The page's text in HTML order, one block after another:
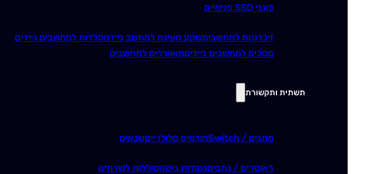
כונני SSD פנימיים
זיכרונות למחשביםשקע טעינה למחשב ניידמקלדות למחשבים ניידים
מסכים למחשבים ניידיםמאווררים למחשבים
תשתית ותקשורת
מתגים / Switch מודמים סלולרייםשנאים
ראוטרים / נתביםנקודות גישהסוללות לשרתים